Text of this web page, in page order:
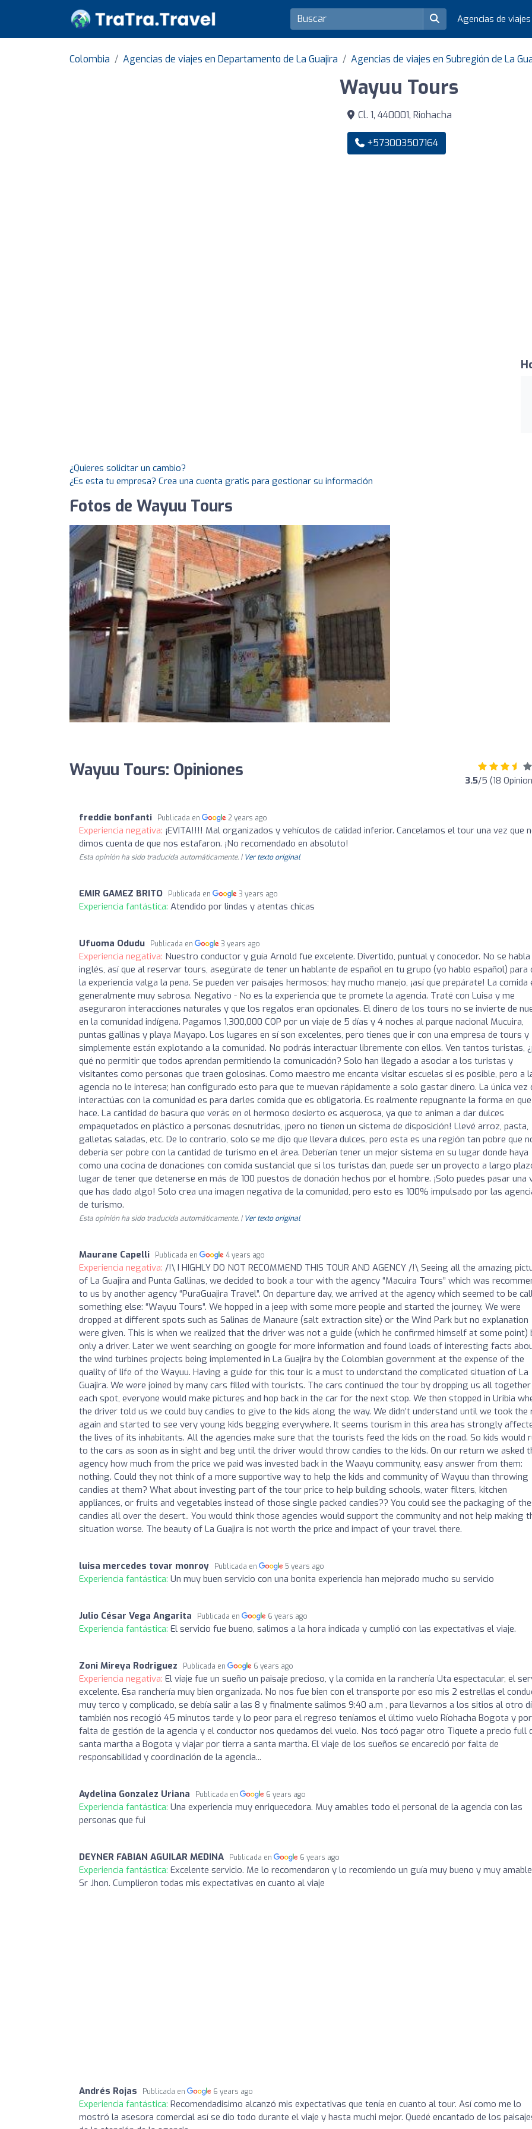
Agencias de
Colombia Agencias de viajes en Departamento de La Guajira Agencias de viajes en Subregión de La
Wayuu Tours
Cl. 1, 440001, Riohacha
+573003507164
¿Quieres solicitar un cambio?
¿Es esta tu empresa? Crea una cuenta gratis para gestionar su información
Fotos de Wayuu Tours
Wayuu Tours: Opiniones 3.5/5 (18
freddie bonfanti Publicada en 2 years ago
Experiencia negativa: ¡EVITA!!!! Mal organizados y vehículos de calidad inferior. Cancelamos el tour una vez que
dimos cuenta de que nos estafaron. ¡No recomendado en absoluto!
Esta opinión ha sido traducida automáticamente. | Ver texto original
EMIR GAMEZ BRITO Publicada en 3 years ago
Experiencia fantástica: Atendido por lindas y atentas chicas
Ufuoma Odudu Publicada en 3 years ago
Experiencia negativa: Nuestro conductor y guía Arnold fue excelente. Divertido, puntual y conocedor. No se habla
inglés, así que al reservar tours, asegúrate de tener un hablante de español en tu grupo (yo hablo español) para
la experiencia valga la pena. Se pueden ver paisajes hermosos; hay mucho manejo, ¡así que prepárate! La comida
generalmente muy sabrosa. Negativo - No es la experiencia que te promete la agencia. Traté con Luisa y me
aseguraron interacciones naturales y que los regalos eran opcionales. El dinero de los tours no se invierte de
en la comunidad indígena. Pagamos 1,300,000 COP por un viaje de 5 días y 4 noches al parque nacional Mucuira,
puntas gallinas y playa Mayapo. Los lugares en sí son excelentes, pero tienes que ir con una empresa de tours y
simplemente están explotando a la comunidad. No podrás interactuar libremente con ellos. Ven tantos turistas,
qué no permitir que todos aprendan permitiendo la comunicación? Solo han llegado a asociar a los turistas y
visitantes como personas que traen golosinas. Como maestro me encanta visitar escuelas si es posible, pero a
agencia no le interesa; han configurado esto para que te muevan rápidamente a solo gastar dinero. La única vez
interactúas con la comunidad es para darles comida que es obligatoria. Es realmente repugnante la forma en
hace. La cantidad de basura que verás en el hermoso desierto es asquerosa, ya que te animan a dar dulces
empaquetados en plástico a personas desnutridas, ¡pero no tienen un sistema de disposición! Llevé arroz, pasta,
galletas saladas, etc. De lo contrario, solo se me dijo que llevara dulces, pero esta es una región tan pobre que
debería ser pobre con la cantidad de turismo en el área. Deberían tener un mejor sistema en su lugar donde haya
como una cocina de donaciones con comida sustancial que si los turistas dan, puede ser un proyecto a largo
lugar de tener que detenerse en más de 100 puestos de donación hechos por el hombre. ¡Solo puedes pasar una
que has dado algo! Solo crea una imagen negativa de la comunidad, pero esto es 100% impulsado por las
de turismo.
Esta opinión ha sido traducida automáticamente. | Ver texto original
Maurane Capelli Publicada en 4 years ago
Experiencia negativa: /!\ I HIGHLY DO NOT RECOMMEND THIS TOUR AND AGENCY /!\ Seeing all the amazing
of La Guajira and Punta Gallinas, we decided to book a tour with the agency “Macuira Tours” which was
to us by another agency “PuraGuajira Travel”. On departure day, we arrived at the agency which seemed to be
something else: “Wayuu Tours”. We hopped in a jeep with some more people and started the journey. We were
dropped at different spots such as Salinas de Manaure (salt extraction site) or the Wind Park but no explanation
were given. This is when we realized that the driver was not a guide (which he confirmed himself at some point)
only a driver. Later we went searching on google for more information and found loads of interesting facts
the wind turbines projects being implemented in La Guajira by the Colombian government at the expense of the
quality of life of the Wayuu. Having a guide for this tour is a must to understand the complicated situation of La
Guajira. We were joined by many cars filled with tourists. The cars continued the tour by dropping us all
each spot, everyone would make pictures and hop back in the car for the next stop. We then stopped in Uribia
the driver told us we could buy candies to give to the kids along the way. We didn’t understand until we took the
again and started to see very young kids begging everywhere. It seems tourism in this area has strongly
the lives of its inhabitants. All the agencies make sure that the tourists feed the kids on the road. So kids would
to the cars as soon as in sight and beg until the driver would throw candies to the kids. On our return we asked
agency how much from the price we paid was invested back in the Waayu community, easy answer from them:
nothing. Could they not think of a more supportive way to help the kids and community of Wayuu than throwing
candies at them? What about investing part of the tour price to help building schools, water filters, kitchen
appliances, or fruits and vegetables instead of those single packed candies?? You could see the packaging of
candies all over the desert.. You would think those agencies would support the community and not help making
situation worse. The beauty of La Guajira is not worth the price and impact of your travel there.
luisa mercedes tovar monroy Publicada en 5 years ago
Experiencia fantástica: Un muy buen servicio con una bonita experiencia han mejorado mucho su servicio
Julio César Vega Angarita Publicada en 6 years ago
Experiencia fantástica: El servicio fue bueno, salimos a la hora indicada y cumplió con las expectativas el viaje.
Zoni Mireya Rodriguez Publicada en 6 years ago
Experiencia negativa: El viaje fue un sueño un paisaje precioso, y la comida en la ranchería Uta espectacular, el
excelente. Esa ranchería muy bien organizada. No nos fue bien con el transporte por eso mis 2 estrellas el
muy terco y complicado, se debía salir a las 8 y finalmente salimos 9:40 a.m , para llevarnos a los sitios al otro
también nos recogió 45 minutos tarde y lo peor para el regreso teníamos el último vuelo Ríohacha Bogota y por
falta de gestión de la agencia y el conductor nos quedamos del vuelo. Nos tocó pagar otro Tiquete a precio full
santa martha a Bogota y viajar por tierra a santa martha. El viaje de los sueños se encareció por falta de
responsabilidad y coordinación de la agencia...
Aydelina Gonzalez Uriana Publicada en 6 years ago
Experiencia fantástica: Una experiencia muy enriquecedora. Muy amables todo el personal de la agencia con las
personas que fui
DEYNER FABIAN AGUILAR MEDINA Publicada en 6 years ago
Experiencia fantástica: Excelente servicio. Me lo recomendaron y lo recomiendo un guía muy bueno y muy
Sr Jhon. Cumplieron todas mis expectativas en cuanto al viaje
Andrés Rojas Publicada en 6 years ago
Experiencia fantástica: Recomendadisimo alcanzó mis expectativas que tenía en cuanto al tour. Así como me lo
mostró la asesora comercial así se dio todo durante el viaje y hasta muchi mejor. Quedé encantado de los